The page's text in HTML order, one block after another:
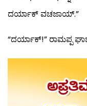
ದರ್ಯಾಕ್ ವಚಜಾಯ್.”
“ದರ್ಯಾಕ್!” ರಾಮಪ್ಪ